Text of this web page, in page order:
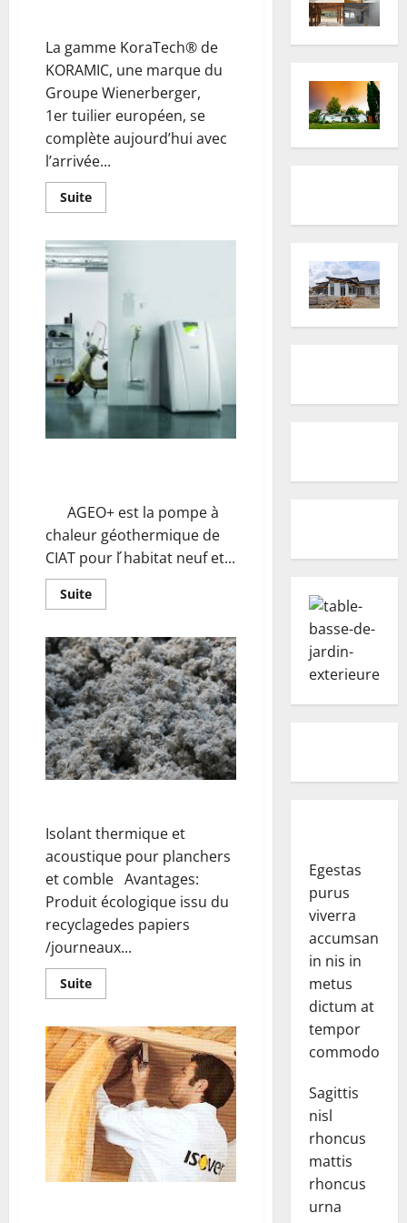
La gamme KoraTech® de
KORAMIC, une marque du
Groupe Wienerberger,
1er tuilier européen, se
complète aujourd’hui avec
l’arrivée...
SuiteEn
savoir
Wienerberger
présente
le
écran
réfléchissant
KORA
TECH
AGEO+ est la pompe à
chaleur géothermique de
CIAT pour l ́habitat neuf et...
SuiteEn
savoir
AGEO+
:
Pompe
à
chaleur
eau
glycolée/eau
Isolant thermique et
acoustique pour planchers
et comble Avantages:
Produit écologique issu du
recyclagedes papiers
/journeaux...
SuiteEn
savoir
Ouate
de
cellulose
Egestas
purus
viverra
accumsan
in nis in
metus
dictum at
tempor
commodo.
Sagittis
nisl
rhoncus
mattis
rhoncus
urna